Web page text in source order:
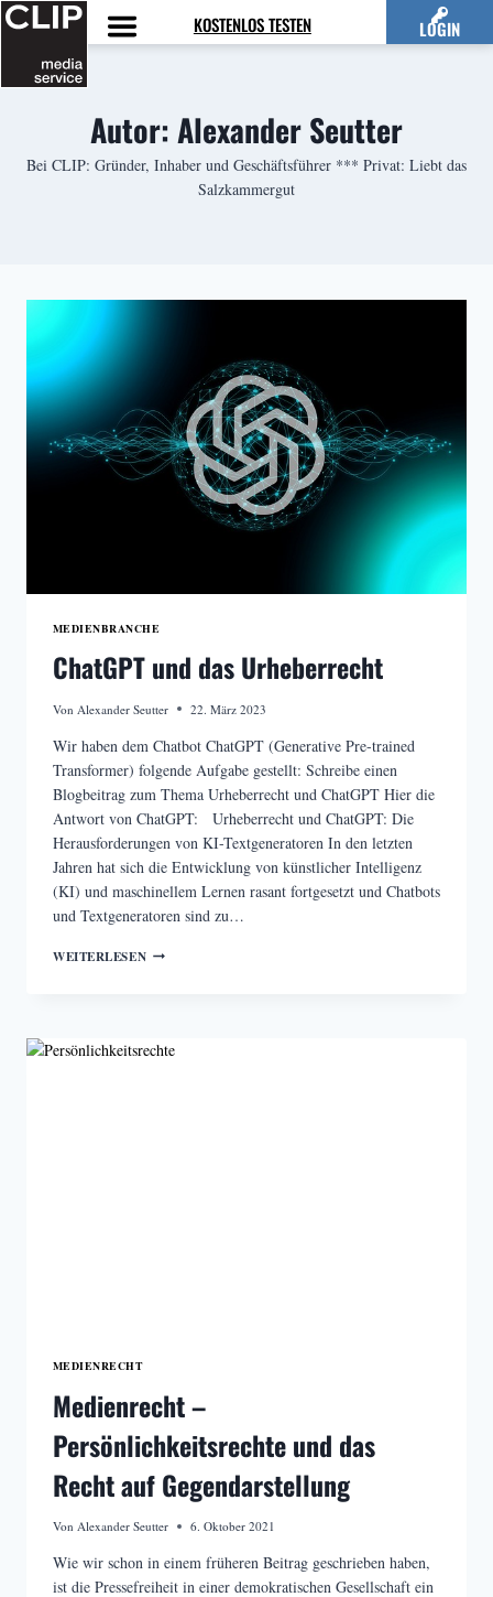
Zum
Inhalt
springen
KOSTENLOS TESTEN LOGIN
Autor: Alexander Seutter
Bei CLIP: Gründer, Inhaber und Geschäftsführer *** Privat: Liebt das
Salzkammergut
MEDIENBRANCHE
ChatGPT und das Urheberrecht
Von Alexander Seutter 22. März 2023
Wir haben dem Chatbot ChatGPT (Generative Pre-trained
Transformer) folgende Aufgabe gestellt: Schreibe einen
Blogbeitrag zum Thema Urheberrecht und ChatGPT Hier die
Antwort von ChatGPT: Urheberrecht und ChatGPT: Die
Herausforderungen von KI-Textgeneratoren In den letzten
Jahren hat sich die Entwicklung von künstlicher Intelligenz
(KI) und maschinellem Lernen rasant fortgesetzt und Chatbots
und Textgeneratoren sind zu…
WEITERLESENCHATGPT
MEDIENRECHT
Medienrecht –
Persönlichkeitsrechte und das
Recht auf Gegendarstellung
Von Alexander Seutter 6. Oktober 2021
Wie wir schon in einem früheren Beitrag geschrieben haben,
ist die Pressefreiheit in einer demokratischen Gesellschaft ein